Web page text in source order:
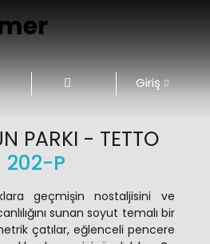
Giriş
PARKI - TETTO
202-P
geçmişin nostaljisini ve
sunan soyut temalı bir
çatılar, eğlenceli pencere